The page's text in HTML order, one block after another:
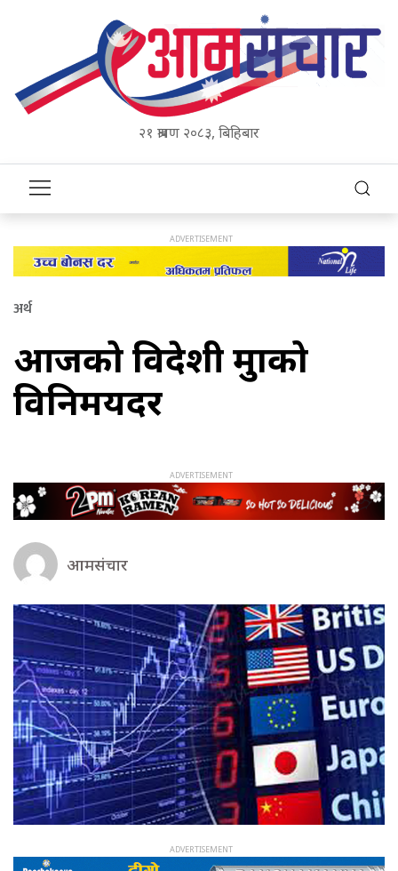
२१ श्रावण २०८३, बिहिबार
अर्थ
आजको विदेशी मुद्राको
विनिमयदर
आमसंचार